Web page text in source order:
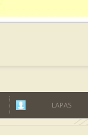
LAPAS